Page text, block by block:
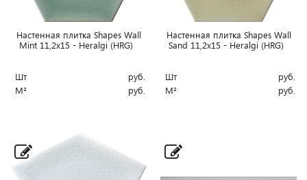
Настенная плитка Shapes Wall
Mint 11,2x15 - Heralgi (HRG)
Шт
руб.
М²
руб.
Настенная плитка Shapes Wall
Sand 11,2x15 - Heralgi (HRG)
Шт
руб.
М²
руб.